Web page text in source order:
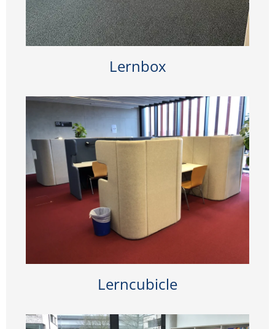
Lernbox
Lerncubicle